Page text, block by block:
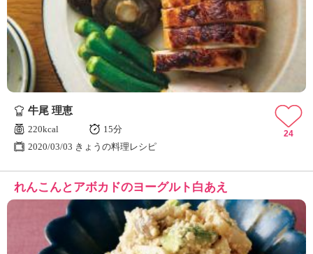
牛尾 理恵
220kcal
15分
2020/03/03 きょうの料理レシピ
24
れんこんとアボカドのヨーグルト白あえ